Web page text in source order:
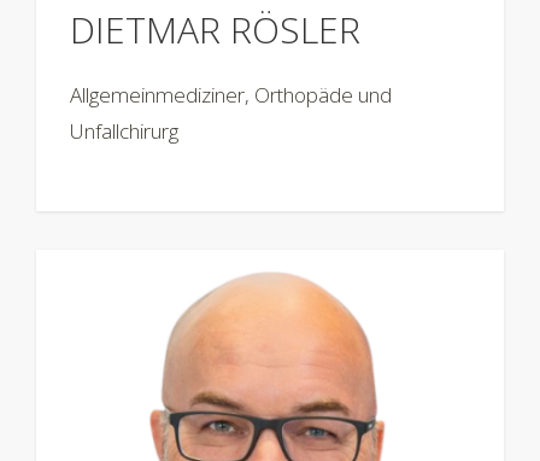
DIETMAR RÖSLER
Allgemeinmediziner, Orthopäde und
Unfallchirurg